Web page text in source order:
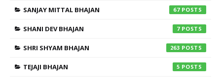
SANJAY MITTAL BHAJAN 67
SHANI DEV BHAJAN 7
SHRI SHYAM BHAJAN 263
TEJAJI BHAJAN 5